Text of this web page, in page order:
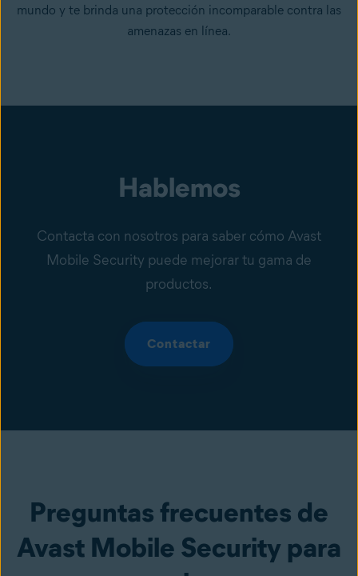
mundo y te brinda una protección incomparable contra las
amenazas en línea.
Hablemos
Contacta con nosotros para saber cómo Avast
Mobile Security puede mejorar tu gama de
productos.
Contactar
Preguntas frecuentes de
Avast Mobile Security para